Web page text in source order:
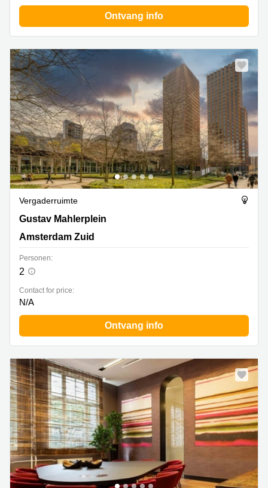
Ontvang info
Vergaderruimte
Gustav Mahlerplein 105, Amsterdam Zuid
Gustav Mahlerplein
Amsterdam Zuid
Personen:
2
Contact for price:
N/A
Ontvang info